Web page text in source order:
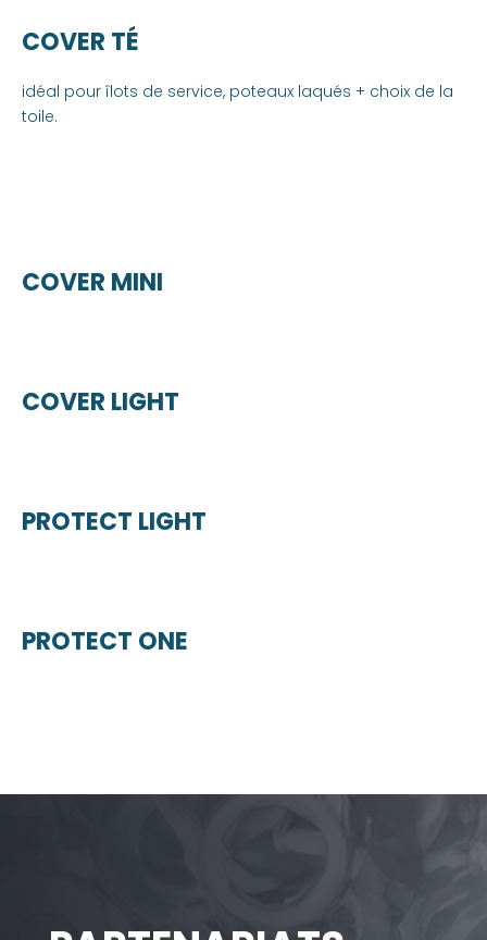
COVER TÉ
idéal pour îlots de service, poteaux laqués + choix de la
toile.
COVER MINI
COVER LIGHT
PROTECT LIGHT
PROTECT ONE